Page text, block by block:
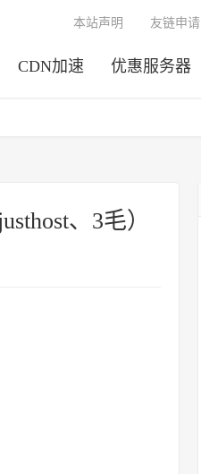
CDN加速 优惠服务器
本站声明 友链申请
、3毛）